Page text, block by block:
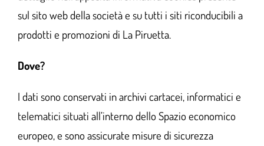
sul sito web della società e su tutti i siti riconducibili a
prodotti e promozioni di La Piruetta.
Dove?
I dati sono conservati in archivi cartacei, informatici e
telematici situati all’interno dello Spazio economico
europeo, e sono assicurate misure di sicurezza